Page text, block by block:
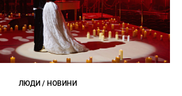
ЛЮДИ / НОВИНИ